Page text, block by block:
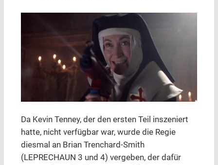
Da Kevin Tenney, der den ersten Teil inszeniert
hatte, nicht verfügbar war, wurde die Regie
diesmal an Brian Trenchard-Smith
(LEPRECHAUN 3 und 4) vergeben, der dafür